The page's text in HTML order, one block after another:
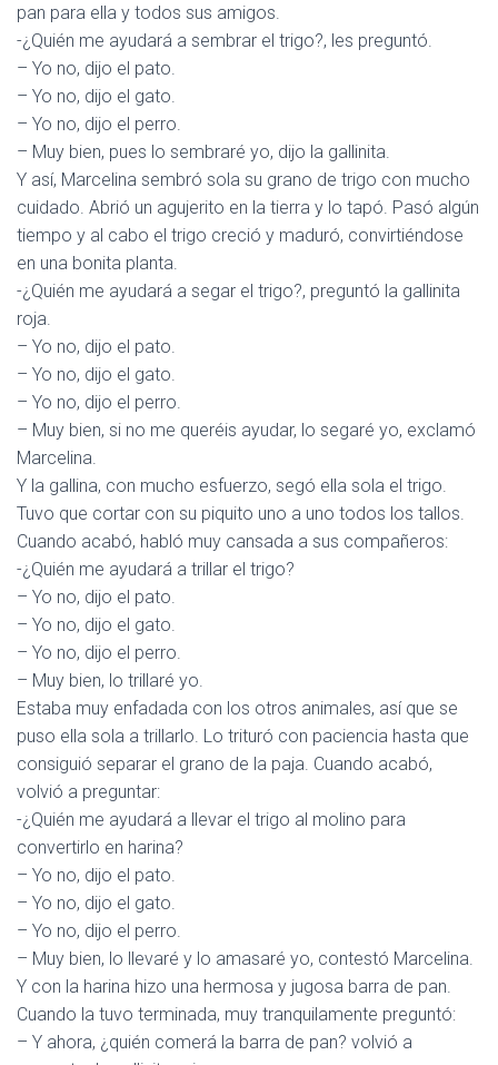
pan para ella y todos sus amigos.
-¿Quién me ayudará a sembrar el trigo?, les preguntó.
– Yo no, dijo el pato.
– Yo no, dijo el gato.
– Yo no, dijo el perro.
– Muy bien, pues lo sembraré yo, dijo la gallinita.
Y así, Marcelina sembró sola su grano de trigo con mucho
cuidado. Abrió un agujerito en la tierra y lo tapó. Pasó algún
tiempo y al cabo el trigo creció y maduró, convirtiéndose
en una bonita planta.
-¿Quién me ayudará a segar el trigo?, preguntó la gallinita
roja.
– Yo no, dijo el pato.
– Yo no, dijo el gato.
– Yo no, dijo el perro.
– Muy bien, si no me queréis ayudar, lo segaré yo, exclamó
Marcelina.
Y la gallina, con mucho esfuerzo, segó ella sola el trigo.
Tuvo que cortar con su piquito uno a uno todos los tallos.
Cuando acabó, habló muy cansada a sus compañeros:
-¿Quién me ayudará a trillar el trigo?
– Yo no, dijo el pato.
– Yo no, dijo el gato.
– Yo no, dijo el perro.
– Muy bien, lo trillaré yo.
Estaba muy enfadada con los otros animales, así que se
puso ella sola a trillarlo. Lo trituró con paciencia hasta que
consiguió separar el grano de la paja. Cuando acabó,
volvió a preguntar:
-¿Quién me ayudará a llevar el trigo al molino para
convertirlo en harina?
– Yo no, dijo el pato.
– Yo no, dijo el gato.
– Yo no, dijo el perro.
– Muy bien, lo llevaré y lo amasaré yo, contestó Marcelina.
Y con la harina hizo una hermosa y jugosa barra de pan.
Cuando la tuvo terminada, muy tranquilamente preguntó:
– Y ahora, ¿quién comerá la barra de pan? volvió a